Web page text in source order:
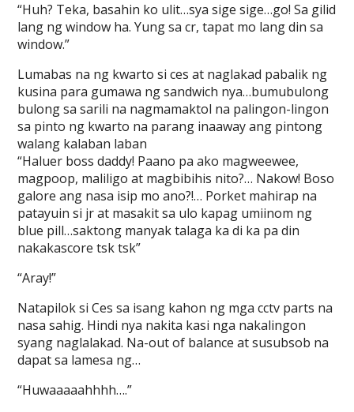
“Huh? Teka, basahin ko ulit…sya sige sige…go! Sa gilid
lang ng window ha. Yung sa cr, tapat mo lang din sa
window.”
Lumabas na ng kwarto si ces at naglakad pabalik ng
kusina para gumawa ng sandwich nya…bumubulong
bulong sa sarili na nagmamaktol na palingon-lingon
sa pinto ng kwarto na parang inaaway ang pintong
walang kalaban laban
“Haluer boss daddy! Paano pa ako magweewee,
magpoop, maliligo at magbibihis nito?… Nakow! Boso
galore ang nasa isip mo ano?!… Porket mahirap na
patayuin si jr at masakit sa ulo kapag umiinom ng
blue pill…saktong manyak talaga ka di ka pa din
nakakascore tsk tsk”
“Aray!”
Natapilok si Ces sa isang kahon ng mga cctv parts na
nasa sahig. Hindi nya nakita kasi nga nakalingon
syang naglalakad. Na-out of balance at susubsob na
dapat sa lamesa ng…
“Huwaaaaahhhh….”